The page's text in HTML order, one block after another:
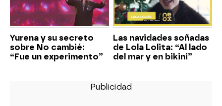
Yurena y su secreto
sobre No cambié:
“Fue un experimento”
Las navidades soñadas
de Lola Lolita: “Al lado
del mar y en bikini”